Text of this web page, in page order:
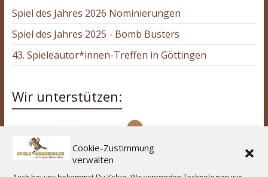
Cookie-Zustimmung
verwalten
Spiel des Jahres 2026 Nominierungen
Spiel des Jahres 2025 - Bomb Busters
43. Spieleautor*innen-Treffen in Göttingen
Wir unterstützen: